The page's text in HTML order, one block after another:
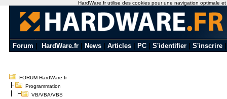
Forum HardWare.fr News Articles PC S'identifier S'inscrire
FORUM HardWare.fr
Programmation
VB/VBA/VBS
HardWare.fr utilise des cookies pour une navigation optimale